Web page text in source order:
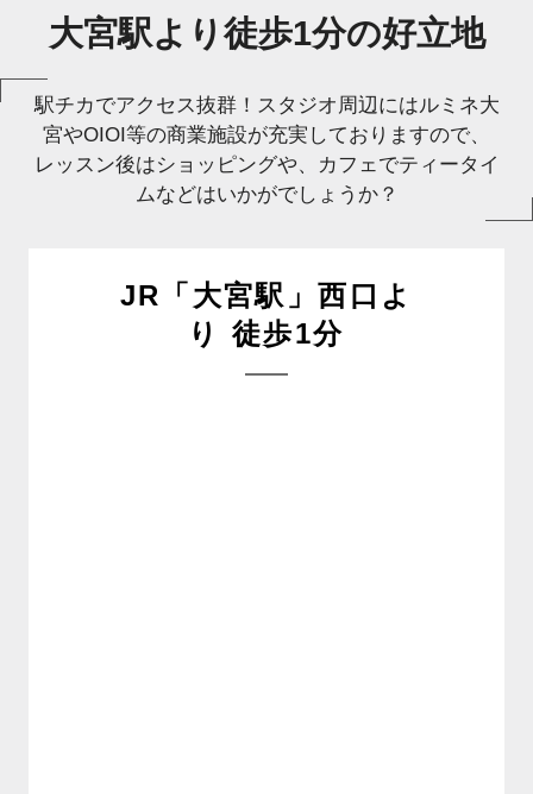
大宮駅より徒歩1分の好立地
駅チカでアクセス抜群！スタジオ周辺にはルミネ大
宮やOIOI等の商業施設が充実しておりますので、
レッスン後はショッピングや、カフェでティータイ
ムなどはいかがでしょうか？
JR「大宮駅」西口よ
り 徒歩1分